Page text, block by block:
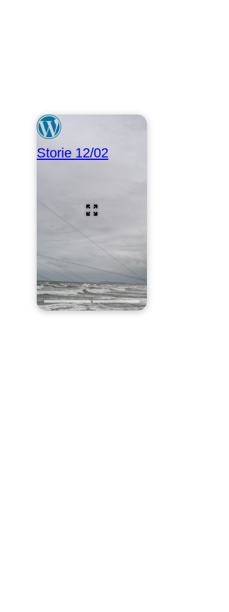
Storie 12/02